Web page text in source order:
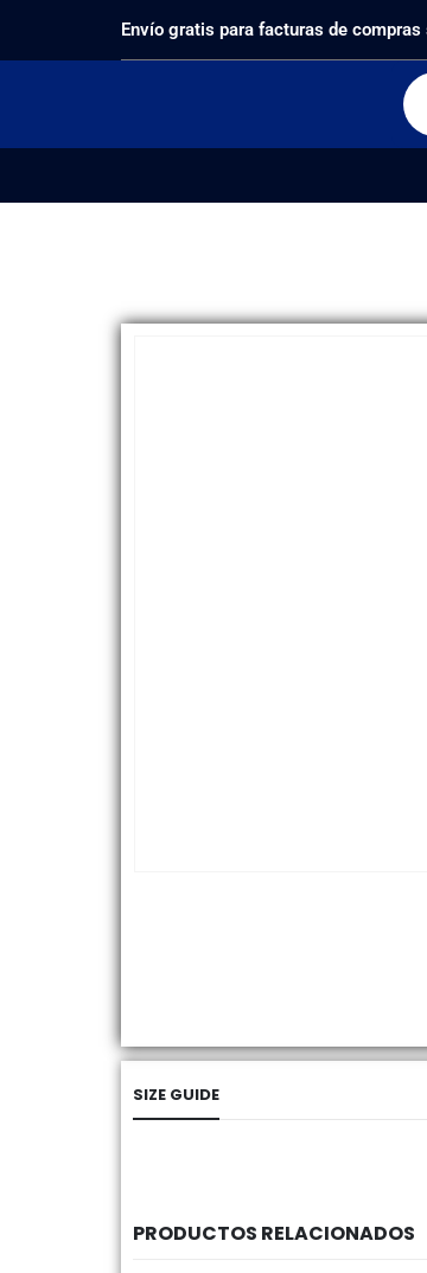
Envío gratis para facturas de
PRODUCTOSREPUESTOS,
SIZE GUIDE
PRODUCTOS RELACIONADOS